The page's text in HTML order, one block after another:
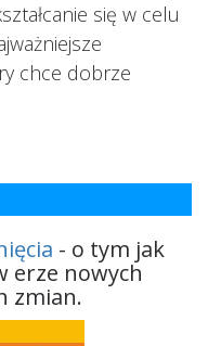
się w celu
chce dobrze
- o tym jak
erze nowych
zmian.